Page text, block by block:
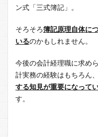
ン式「三式簿記」。
そろそろ簿記原理自体に
いるのかもしれません。
今後の会計経理職に求め
計実務の経験はもちろん、
する知見が重要になって
す。